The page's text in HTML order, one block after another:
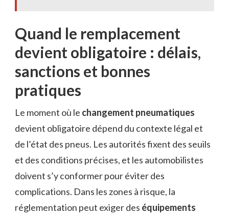
Quand le remplacement
devient obligatoire : délais,
sanctions et bonnes
pratiques
Le moment où le changement pneumatiques
devient obligatoire dépend du contexte légal et
de l’état des pneus. Les autorités fixent des seuils
et des conditions précises, et les automobilistes
doivent s’y conformer pour éviter des
complications. Dans les zones à risque, la
réglementation peut exiger des équipements